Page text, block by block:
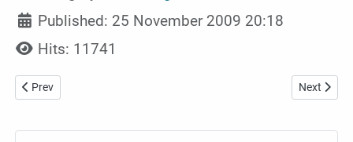
Published: 25 November 2009 20:18
Hits: 11741
Previous article: Freeman Dyson
Prev Next
Next